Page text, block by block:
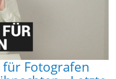
Fotografen